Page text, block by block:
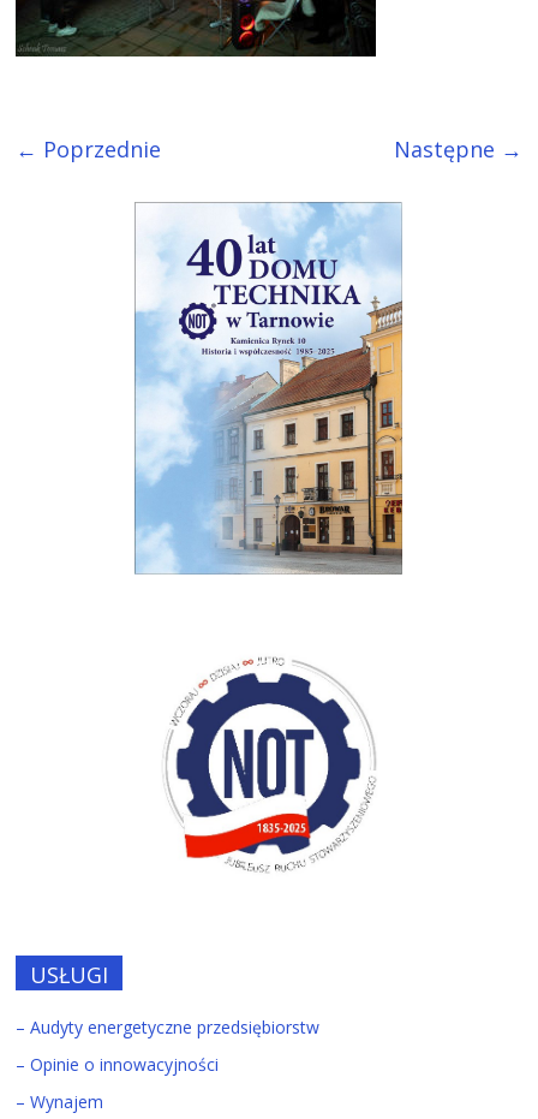
← Poprzednie Następne →
USŁUGI
– Audyty energetyczne przedsiębiorstw
– Opinie o innowacyjności
– Wynajem